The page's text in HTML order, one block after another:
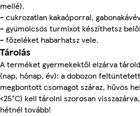
mellé).
- cukrozatlan kakaóporral,
- gyümölcsös turmixot készíthetsz
- főzeléket habarhatsz vele.
Tárolás
A terméket gyermekektől elzárva
(nap, hónap, év): a dobozon
megbontott csomagot száraz, hűvös
<25°C) kell tárolni szorosan
hétnél tovább!